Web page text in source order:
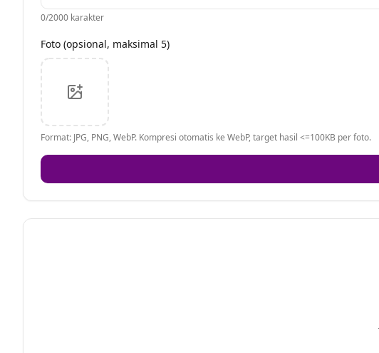
0/2000 karakter
Foto (opsional, maksimal 5)
Format: JPG, PNG, WebP. Kompresi otomatis ke WebP, target hasil <=100KB per foto.